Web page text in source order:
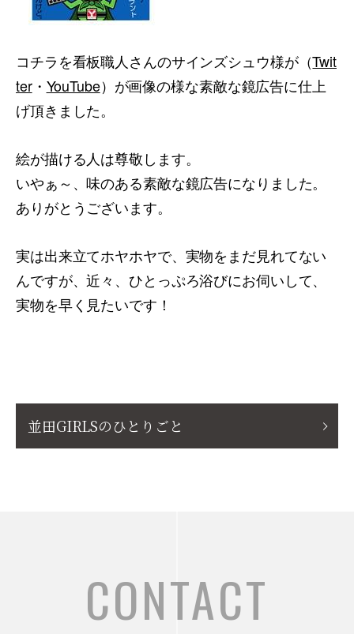
コチラを看板職人さんのサインズシュウ様が（Twit
ter・ YouTube）が画像の様な素敵な鏡広告に仕上
げ頂きました。
絵が描ける人は尊敬します。
いやぁ～、味のある素敵な鏡広告になりました。
ありがとうございます。
実は出来立てホヤホヤで、実物をまだ見れてない
んですが、近々、ひとっぷろ浴びにお伺いして、
実物を早く見たいです！
並田GIRLSのひとりごと
CONTACT